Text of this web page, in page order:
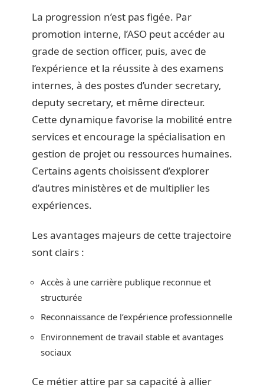
La progression n’est pas figée. Par
promotion interne, l’ASO peut accéder au
grade de section officer, puis, avec de
l’expérience et la réussite à des examens
internes, à des postes d’under secretary,
deputy secretary, et même directeur.
Cette dynamique favorise la mobilité entre
services et encourage la spécialisation en
gestion de projet ou ressources humaines.
Certains agents choisissent d’explorer
d’autres ministères et de multiplier les
expériences.
Les avantages majeurs de cette trajectoire
sont clairs :
Accès à une carrière publique reconnue et
structurée
Reconnaissance de l’expérience professionnelle
Environnement de travail stable et avantages
sociaux
Ce métier attire par sa capacité à allier